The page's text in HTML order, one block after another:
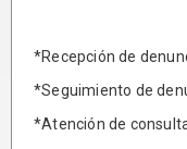
*Recepción de
*Seguimiento de
*Atención de